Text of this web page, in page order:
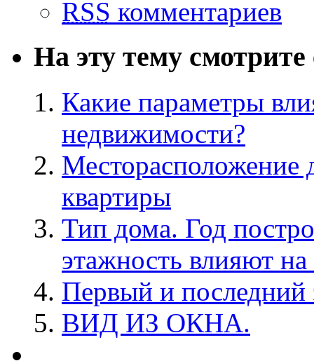
RSS комментариев
На эту тему
Какие параметры
недвижимости?
Месторасположение
квартиры
Тип дома. Год
этажность влияют
Первый и последний
ВИД ИЗ ОКНА.